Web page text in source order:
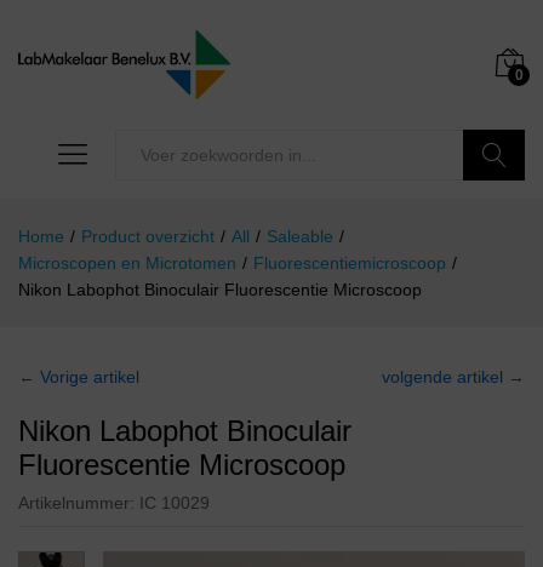
0
Home / Product overzicht / All / Saleable /
Microscopen en Microtomen / Fluorescentiemicroscoop /
Nikon Labophot Binoculair Fluorescentie Microscoop
← Vorige artikel volgende artikel →
Nikon Labophot Binoculair
Fluorescentie Microscoop
Artikelnummer: IC 10029